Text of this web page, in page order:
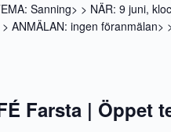
Sanning> > NÄR: 9 juni,
ANMÄLAN: ingen föranmälan>
Farsta | Öppet